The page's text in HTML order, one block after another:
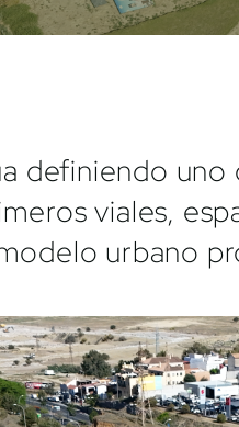
definiendo
viales,
urbano